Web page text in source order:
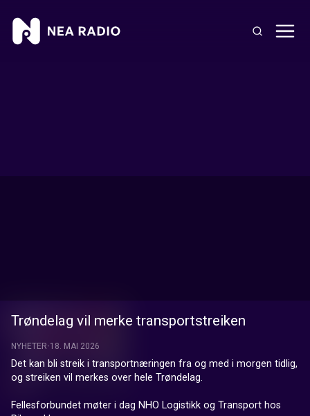
Trøndelag vil merke transportstreiken
NYHETER 18. MAI 2026
Det kan bli streik i transportnæringen fra og med i morgen tidlig,
og streiken vil merkes over hele Trøndelag.
Fellesforbundet møter i dag NHO Logistikk og Transport hos